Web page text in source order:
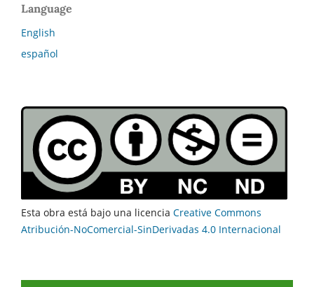
Language
English
español
Esta obra está bajo una licencia Creative Commons
Atribución-NoComercial-SinDerivadas 4.0 Internacional